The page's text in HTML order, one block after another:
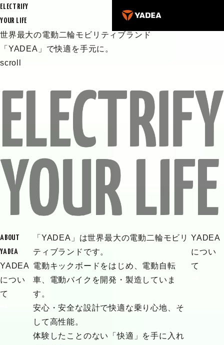
ELECTRIFY
YOUR LIFE
世界最大の電動二輪モビリティブランド
「YADEA」で快適を手元に。
scroll
ABOUT
YADEA
YADEA
につい
て
「YADEA」は世界最大の電動二輪モビリ
ティブランドです。
電動キックボードをはじめ、電動自転
車、電動バイクを開発・製造していま
す。
安心・安全な設計で快適な乗り心地、そ
して高性能。
体験したことのない「快適」を手に入れ
YADEA
につい
て